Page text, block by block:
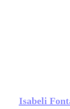
Isabeli